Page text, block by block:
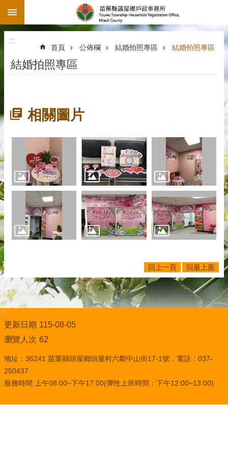
跳到主要內容區塊
:::
首頁 公佈欄 結婚拍照專區 結婚拍照專區
結婚拍照專區
相關圖片
回上一頁 回最上面
:::
更新日期 115-08-05
瀏覽人次 62
地址：36241 苗栗縣頭屋鄉頭屋村六鄰中山街17-1號．電話：037-
250437
服務時間 上午08:00~下午17:00(彈性上班時間：下午12:00~13:00)